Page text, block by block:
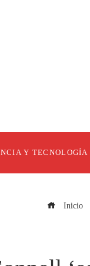
Y TECNOLOGÍA
Inicio